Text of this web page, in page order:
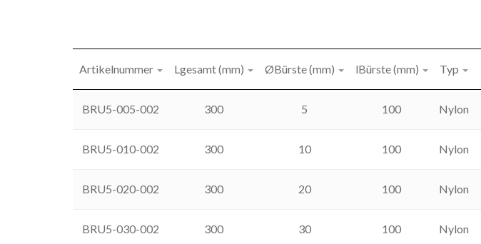
Artikelnummer Lgesamt (mm) ØBürste (mm) lBürste (mm) Typ
BRU5-005-002 300 5 100 Nylon
BRU5-010-002 300 10 100 Nylon
BRU5-020-002 300 20 100 Nylon
BRU5-030-002 300 30 100 Nylon